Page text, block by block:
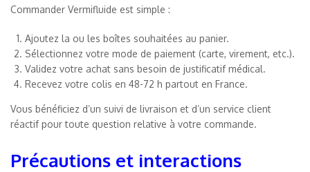
Commander Vermifluide est simple :
Ajoutez la ou les boîtes souhaitées au panier.
Sélectionnez votre mode de paiement (carte, virement, etc.).
Validez votre achat sans besoin de justificatif médical.
Recevez votre colis en 48-72 h partout en France.
Vous bénéficiez d’un suivi de livraison et d’un service client
réactif pour toute question relative à votre commande.
Précautions et interactions